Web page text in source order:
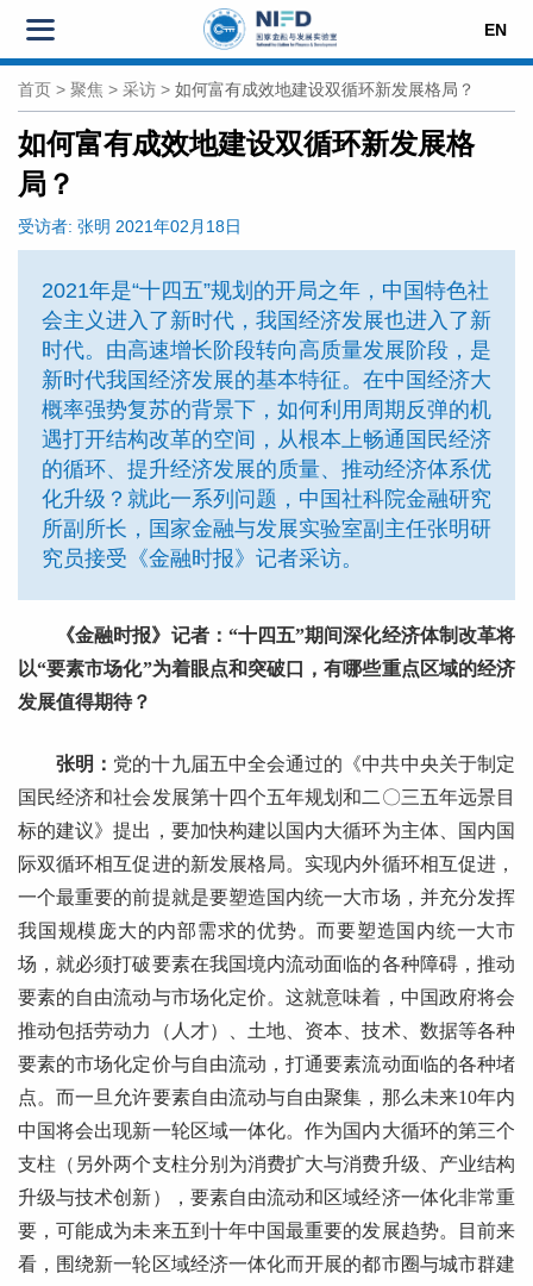
EN
首页 > 聚焦 > 采访 > 如何富有成效地建设双循环新发展格局？
如何富有成效地建设双循环新发展格
局？
受访者: 张明 2021年02月18日
2021年是“十四五”规划的开局之年，中国特色社
会主义进入了新时代，我国经济发展也进入了新
时代。由高速增长阶段转向高质量发展阶段，是
新时代我国经济发展的基本特征。在中国经济大
概率强势复苏的背景下，如何利用周期反弹的机
遇打开结构改革的空间，从根本上畅通国民经济
的循环、提升经济发展的质量、推动经济体系优
化升级？就此一系列问题，中国社科院金融研究
所副所长，国家金融与发展实验室副主任张明研
究员接受《金融时报》记者采访。
《金融时报》记者：“十四五”期间深化经济体制改革将
以“要素市场化”为着眼点和突破口，有哪些重点区域的经济
发展值得期待？
张明： 党的十九届五中全会通过的《中共中央关于制定
国民经济和社会发展第十四个五年规划和二〇三五年远景目
标的建议》提出，要加快构建以国内大循环为主体、国内国
际双循环相互促进的新发展格局。实现内外循环相互促进，
一个最重要的前提就是要塑造国内统一大市场，并充分发挥
我国规模庞大的内部需求的优势。而要塑造国内统一大市
场，就必须打破要素在我国境内流动面临的各种障碍，推动
要素的自由流动与市场化定价。这就意味着，中国政府将会
推动包括劳动力（人才）、土地、资本、技术、数据等各种
要素的市场化定价与自由流动，打通要素流动面临的各种堵
点。而一旦允许要素自由流动与自由聚集，那么未来10年内
中国将会出现新一轮区域一体化。作为国内大循环的第三个
支柱（另外两个支柱分别为消费扩大与消费升级、产业结构
升级与技术创新），要素自由流动和区域经济一体化非常重
要，可能成为未来五到十年中国最重要的发展趋势。目前来
看，围绕新一轮区域经济一体化而开展的都市圈与城市群建